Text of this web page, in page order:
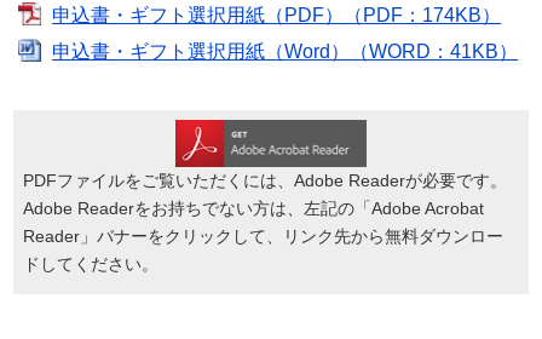
申込書・ギフト選択用紙（PDF）（PDF：174KB）
申込書・ギフト選択用紙（Word）（WORD：41KB）
PDFファイルをご覧いただくには、Adobe Readerが必要です。
Adobe Readerをお持ちでない方は、左記の「Adobe Acrobat
Reader」バナーをクリックして、リンク先から無料ダウンロー
ドしてください。